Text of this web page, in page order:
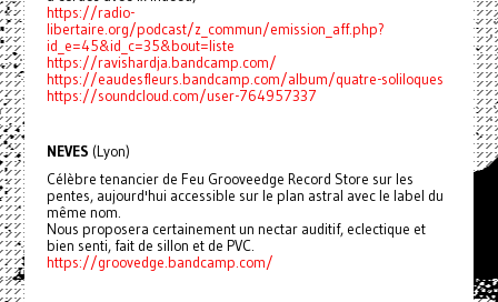
https://radio-
libertaire.org/podcast/z_commun/emission_aff.php?
id_e=45&id_c=35&bout=liste
https://ravishardja.bandcamp.com/
https://eaudesfleurs.bandcamp.com/album/quatre-soliloques
https://soundcloud.com/user-764957337
NEVES (Lyon)
Célèbre tenancier de Feu Grooveedge Record Store sur les
pentes, aujourd'hui accessible sur le plan astral avec le label du
même nom.
Nous proposera certainement un nectar auditif, eclectique et
bien senti, fait de sillon et de PVC.
https://groovedge.bandcamp.com/